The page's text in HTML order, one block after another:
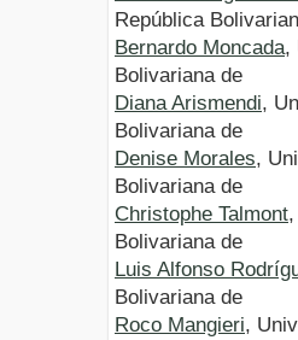
República
Bernardo Moncada,
Bolivariana de
Diana Arismendi,
Bolivariana de
Denise Morales,
Bolivariana de
Christophe Talmont
Bolivariana de
Luis Alfonso
Bolivariana de
Roco Mangieri,